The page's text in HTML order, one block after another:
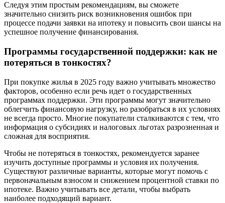
Следуя этим простым рекомендациям, вы сможете
значительно снизить риск возникновения ошибок при
процессе подачи заявки на ипотеку и повысить свои шансы на
успешное получение финансирования.
Программы государственной поддержки: как не
потеряться в тонкостях?
При покупке жилья в 2025 году важно учитывать множество
факторов, особенно если речь идет о государственных
программах поддержки. Эти программы могут значительно
облегчить финансовую нагрузку, но разобраться в их условиях
не всегда просто. Многие покупатели сталкиваются с тем, что
информация о субсидиях и налоговых льготах разрозненная и
сложная для восприятия.
Чтобы не потеряться в тонкостях, рекомендуется заранее
изучить доступные программы и условия их получения.
Существуют различные варианты, которые могут помочь с
первоначальным взносом и снижением процентной ставки по
ипотеке. Важно учитывать все детали, чтобы выбрать
наиболее подходящий вариант.